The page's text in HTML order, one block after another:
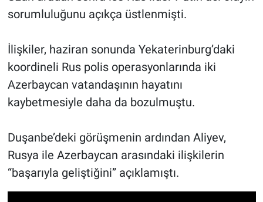
sorumluluğunu açıkça üstlenmişti.
İlişkiler, haziran sonunda Yekaterinburg’daki
koordineli Rus polis operasyonlarında iki
Azerbaycan vatandaşının hayatını
kaybetmesiyle daha da bozulmuştu.
Duşanbe’deki görüşmenin ardından Aliyev,
Rusya ile Azerbaycan arasındaki ilişkilerin
“başarıyla geliştiğini” açıklamıştı.